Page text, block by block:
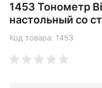
1453 Тонометр
настольный со
Код товара: 1453